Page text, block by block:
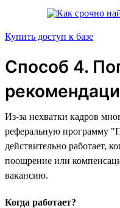
Купить доступ к базе
Способ 4.
Из-за нехватки кадров
реферальную программу
действительно работает,
поощрение или
вакансию.
Когда работает?